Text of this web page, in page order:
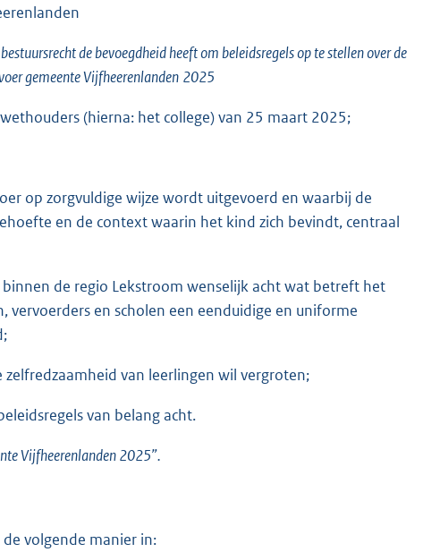
de bevoegdheid heeft om beleidsregels op te stellen over de
gemeenteVijfheerenlanden 2025
(hierna: het college) van 25 maart 2025;
op zorgvuldige wijze wordt uitgevoerd en waarbij de
en de context waarin het kind zich bevindt, centraal
de regio Lekstroom wenselijk acht wat betreft het
en scholen een eenduidige en uniforme
van leerlingen wil vergroten;
van belang acht.
Vijfheerenlanden 2025”.
volgende manier in: